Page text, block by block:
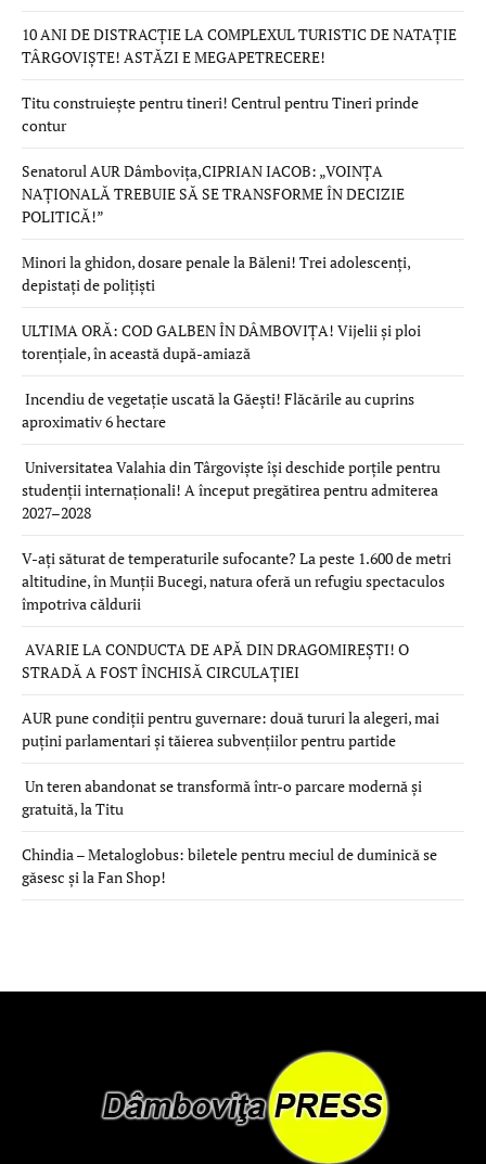
10 ANI DE DISTRACȚIE LA COMPLEXUL TURISTIC DE NATAȚIE
TÂRGOVIȘTE! ASTĂZI E MEGAPETRECERE!
Titu construiește pentru tineri! Centrul pentru Tineri prinde
contur
Senatorul AUR Dâmbovița,CIPRIAN IACOB: „VOINȚA
NAȚIONALĂ TREBUIE SĂ SE TRANSFORME ÎN DECIZIE
POLITICĂ!”
Minori la ghidon, dosare penale la Băleni! Trei adolescenți,
depistați de polițiști
ULTIMA ORĂ: COD GALBEN ÎN DÂMBOVIȚA! Vijelii și ploi
torențiale, în această după-amiază
Incendiu de vegetație uscată la Găești! Flăcările au cuprins
aproximativ 6 hectare
Universitatea Valahia din Târgoviște își deschide porțile pentru
studenții internaționali! A început pregătirea pentru admiterea
2027–2028
V-ați săturat de temperaturile sufocante? La peste 1.600 de metri
altitudine, în Munții Bucegi, natura oferă un refugiu spectaculos
împotriva căldurii
AVARIE LA CONDUCTA DE APĂ DIN DRAGOMIREȘTI! O
STRADĂ A FOST ÎNCHISĂ CIRCULAȚIEI
AUR pune condiții pentru guvernare: două tururi la alegeri, mai
puțini parlamentari și tăierea subvențiilor pentru partide
Un teren abandonat se transformă într-o parcare modernă și
gratuită, la Titu
Chindia – Metaloglobus: biletele pentru meciul de duminică se
găsesc și la Fan Shop!